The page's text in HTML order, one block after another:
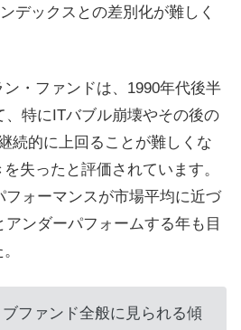
デックスとの差別化が難しく
・ファンドは、1990年代後半
、特にITバブル崩壊やその後の
続的に上回ることが難しくな
失ったと評価されています。
フォーマンスが市場平均に近づ
アンダーパフォームする年も目
ファンド全般に見られる傾